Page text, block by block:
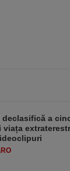
declasifică a
viața